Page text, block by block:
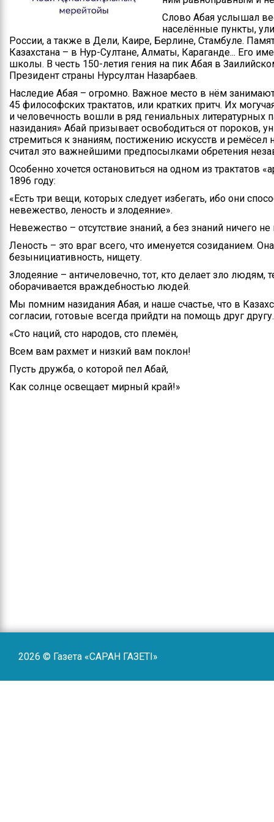
Слово Абая услышал
населённые пункты,
России, а также в Дели, Каире, Берлине, Стамбуле.
Казахстана – в Нур-Султане, Алматы, Караганде... Его
школы. В честь 150-летия гения на пик Абая в
Президент страны Нурсултан Назарбаев.
Наследие Абая – огромно. Важное место в нём занимают
45 философских трактатов, или кратких притч. Их
и человечность вошли в ряд гениальных литературных
назидания» Абай призывает освободиться от пороков,
стремиться к знаниям, постижению искусств и ремёсел
считал это важнейшими предпосылками обретения
Особенно хочется остановиться на одном из трактатов
1896 году:
«Есть три вещи, которых следует избегать, ибо они
невежество, леность и злодеяние».
Невежество – отсутствие знаний, а без знаний ничего
Леность – это враг всего, что именуется созиданием.
безынициативность, нищету.
Злодеяние – античеловечно, тот, кто делает зло
оборачивается враждебностью людей.
Мы помним назидания Абая, и наше счастье, что в
согласии, готовые всегда прийдти на помощь друг другу.
«Сто наций, сто народов, сто племён,
Всем вам рахмет и низкий вам поклон!
Пусть дружба, о которой пел Абай,
Как солнце освещает мирный край!»
2026 © Газета «САРАН ГАЗЕТI»